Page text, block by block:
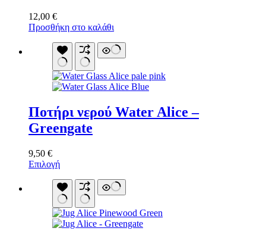
12,00 €
Προσθήκη στο καλάθι
Ποτήρι νερού Water Alice –
Greengate
9,50 €
ΕπιλογήΑυτό
προϊόν
έχει
πολλαπλές
παραλλαγές.
Οι